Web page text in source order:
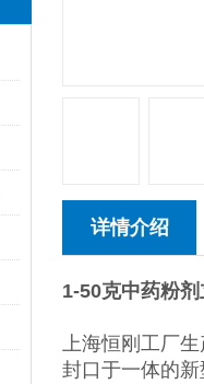
详情介绍
1-50克中药粉
上海恒刚工厂
封口于一体的